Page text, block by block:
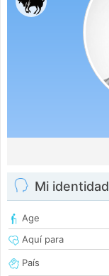
Mi identidad
Age
Aquí para
País